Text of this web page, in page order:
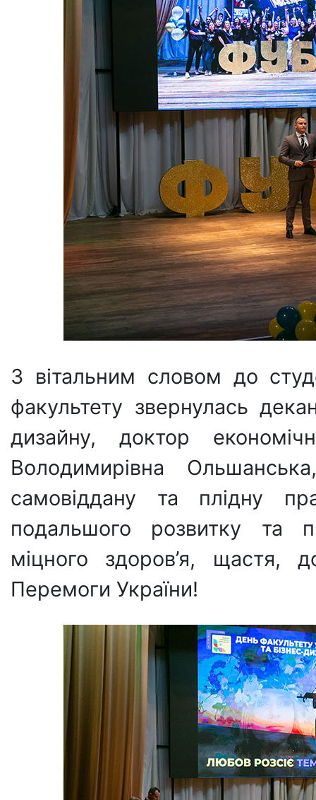
З вітальним словом до
факультету звернулась
дизайну, доктор
Володимирівна
самовіддану та плідну
подальшого розвитку та
міцного здоров’я, щастя,
Перемоги України!